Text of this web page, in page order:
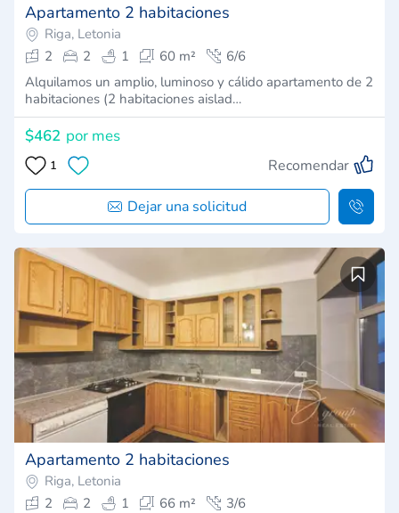
Apartamento 2 habitaciones
Riga, Letonia
2
2 1 60 m²
6/6
Alquilamos un amplio, luminoso y cálido apartamento de 2
habitaciones (2 habitaciones aislad…
$462 por mes
1 Recomendar
Dejar una solicitud
Apartamento 2 habitaciones
Riga, Letonia
2
2 1 66 m²
3/6